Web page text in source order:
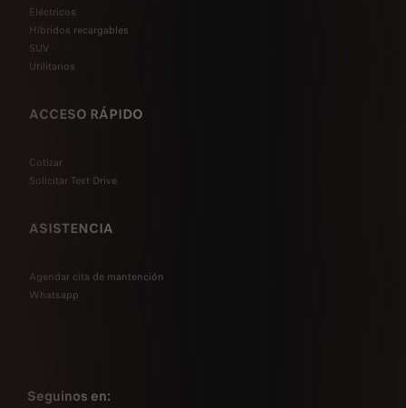
Eléctricos
Híbridos recargables
SUV
Utilitarios
ACCESO RÁPIDO
Cotizar
Solicitar Test Drive
ASISTENCIA
Agendar cita de mantención
Whatsapp
Seguinos en: